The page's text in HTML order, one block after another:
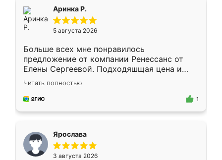
Аринка Р.
5 августа 2026
Больше всех мне понравилось
предложение от компании Ренессанс от
Елены Сергеевой. Подходяшщая цена и
короткие сроки изготовления. Приехавший
для замера сотрудник Владислав
предложил по моему эскизу самый
Читать полностью
1
Ярослава
3 августа 2026